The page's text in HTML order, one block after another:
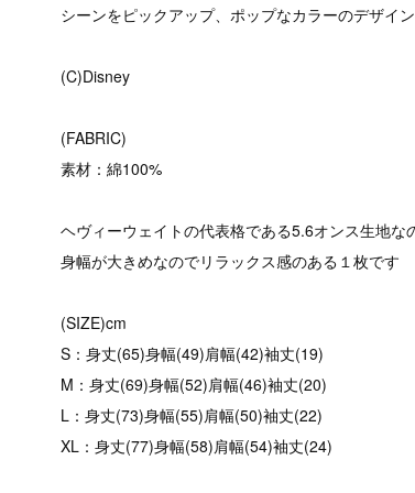
シーンをピックアップ、ポップなカラーのデザイン
(C)Disney
(FABRIC)
素材：綿100%
ヘヴィーウェイトの代表格である5.6オンス生地な
身幅が大きめなのでリラックス感のある１枚です
(SIZE)cm
S：身丈(65)身幅(49)肩幅(42)袖丈(19)
M：身丈(69)身幅(52)肩幅(46)袖丈(20)
L：身丈(73)身幅(55)肩幅(50)袖丈(22)
XL：身丈(77)身幅(58)肩幅(54)袖丈(24)